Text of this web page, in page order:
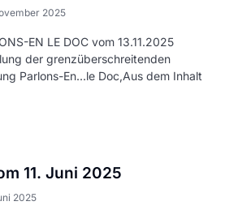
2025
EN LE DOC vom 13.11.2025
der grenzüberschreitenden
Parlons-En...le Doc,Aus dem Inhalt
11. Juni 2025
2025